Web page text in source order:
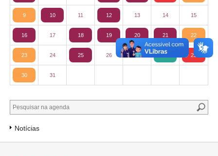
9 10 11 12 13 14 15
16 17 18 19 20 21 22
23 24 25 26 27 28 29
30 31
Notícias